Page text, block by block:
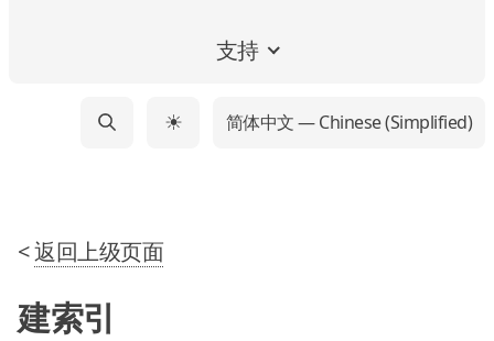
支持
☀ 简体中文 — Chinese (Simplified)
<返回上级页面
建索引